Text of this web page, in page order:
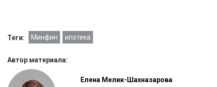
Теги: Минфин ипотека
Автор материала:
Елена Мелик-Шахназарова